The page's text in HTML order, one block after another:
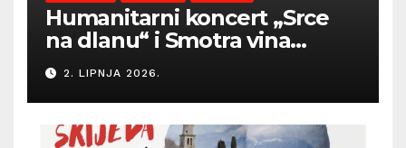
Humanitarni koncert „Srce
na dlanu“ i Smotra vina
Općine Barban otvaraju
sezonu ljetnih događanja
2. LIPNJA 2026.